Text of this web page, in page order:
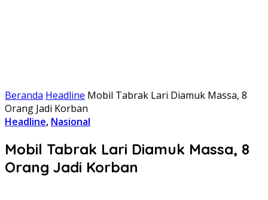
Beranda Headline Mobil Tabrak Lari Diamuk Massa, 8
Orang Jadi Korban
Headline, Nasional
Mobil Tabrak Lari Diamuk Massa, 8
Orang Jadi Korban